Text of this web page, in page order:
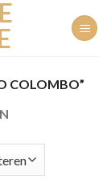
COLOMBO”